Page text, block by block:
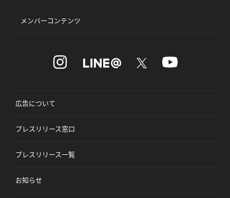
メンバーコンテンツ
広告について
プレスリリース窓口
プレスリリース一覧
お知らせ